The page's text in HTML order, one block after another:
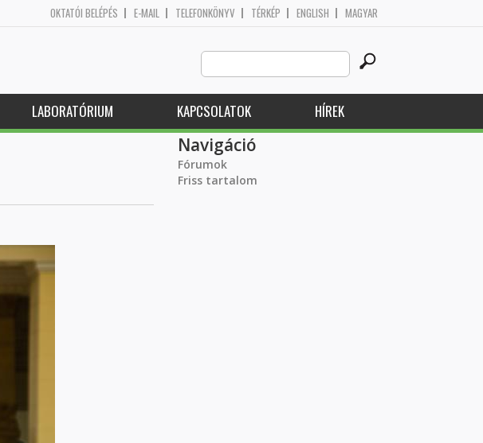
OKTATÓI BELÉPÉS E-MAIL TELEFONKÖNYV TÉRKÉP ENGLISH MAGYAR
Search
this
site
LABORATÓRIUM KAPCSOLATOK HÍREK
Navigáció
Fórumok
Friss tartalom